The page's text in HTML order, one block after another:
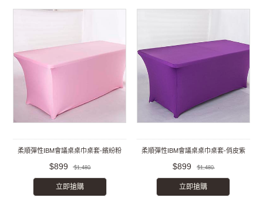
柔順彈性IBM會議桌桌巾桌套-繽紛粉
$899 $1,480
立即搶購
柔順彈性IBM會議桌桌巾桌套-俏皮紫
$899 $1,480
立即搶購